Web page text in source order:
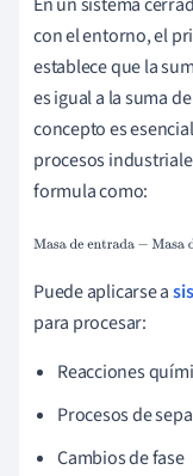
con el entorno, el
establece que la
es igual a la suma
concepto es
procesos
formula como:
Puede aplicarse a
para procesar:
Reacciones
Procesos de
Cambios de fase